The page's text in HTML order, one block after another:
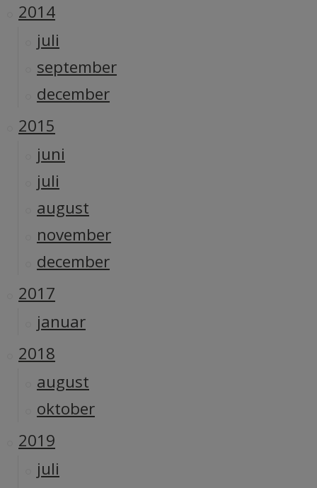
2014
juli
september
december
2015
juni
juli
august
november
december
2017
januar
2018
august
oktober
2019
juli